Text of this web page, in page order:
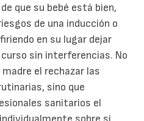
que su bebé está bien,
de una inducción o
en su lugar dejar
sin interferencias. No
el rechazar las
sino que
sanitarios el